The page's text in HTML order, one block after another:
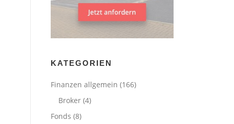
KATEGORIEN
Finanzen allgemein (166)
Broker (4)
Fonds (8)